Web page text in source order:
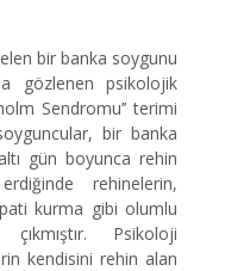
bir banka soygunu
gözlenen psikolojik
Sendromu’’ terimi
bir banka
gün boyunca rehin
rehinelerin,
kurma gibi olumlu
Psikoloji
kendisini rehin alan